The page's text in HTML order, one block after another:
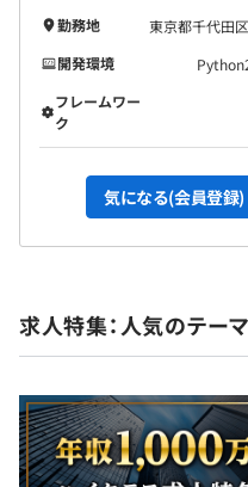
勤務地
東京都千代田
開発環境
フレームワー
ク
気になる(会員登録)
求人特集：人気のテー